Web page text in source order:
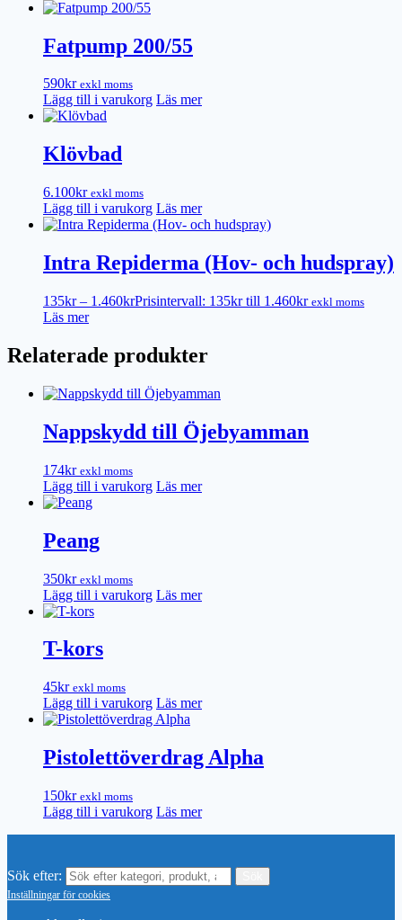
Fatpump 200/55
590kr exkl moms
Lägg till i varukorg Läs mer
Klövbad
6.100kr exkl moms
Lägg till i varukorg Läs mer
Intra Repiderma (Hov- och hudspray)
135kr – 1.460krPrisintervall: 135kr till 1.460kr exkl moms
Läs mer
Relaterade produkter
Nappskydd till Öjebyamman
174kr exkl moms
Lägg till i varukorg Läs mer
Peang
350kr exkl moms
Lägg till i varukorg Läs mer
T-kors
45kr exkl moms
Lägg till i varukorg Läs mer
Pistolettöverdrag Alpha
150kr exkl moms
Lägg till i varukorg Läs mer
Sök efter:
Inställningar för cookies